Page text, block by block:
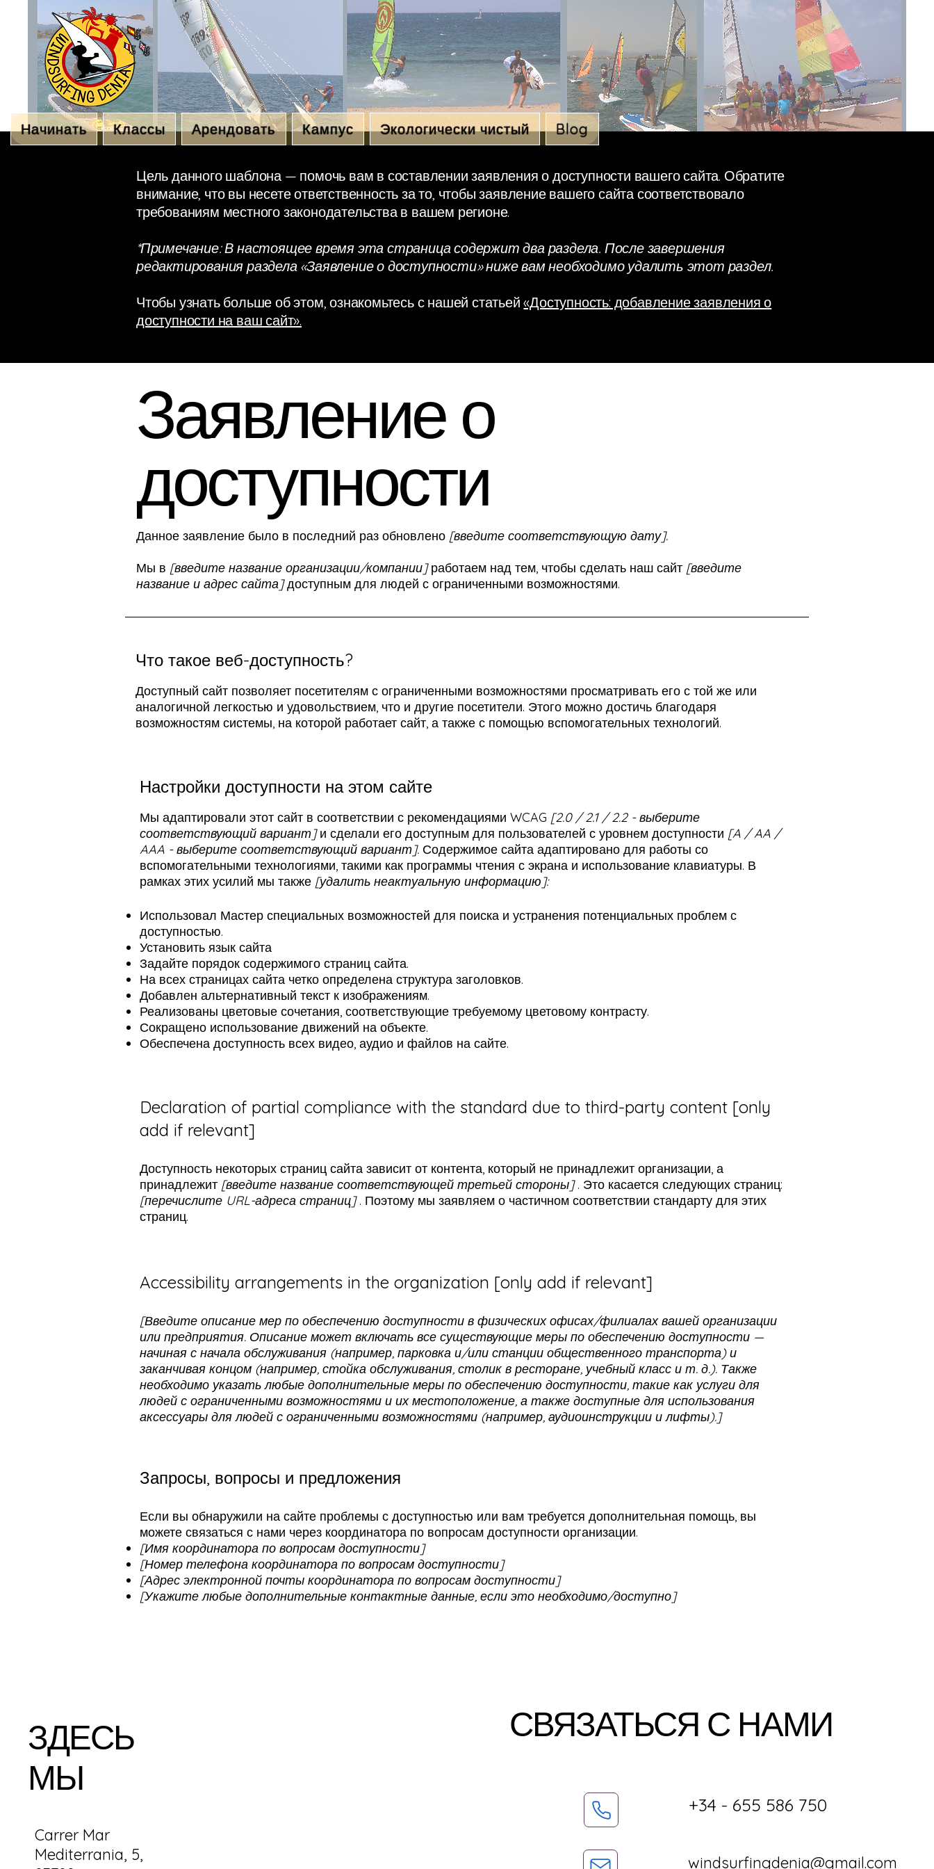
Начинать Классы Арендовать Кампус Экологически чистый Blog
Цель данного шаблона — помочь вам в составлении заявления о доступности вашего сайта. Обратите
внимание, что вы несете ответственность за то, чтобы заявление вашего сайта соответствовало
требованиям местного законодательства в вашем регионе.
*Примечание: В настоящее время эта страница содержит два раздела. После завершения
редактирования раздела «Заявление о доступности» ниже вам необходимо удалить этот раздел.
Чтобы узнать больше об этом, ознакомьтесь с нашей статьей«Доступность: добавление заявления о
доступности на ваш сайт».
Заявление о
доступности
Данное заявление было в последний раз обновлено [введите соответствующую дату].
Мы в [введите название организации/компании]работаем над тем, чтобы сделать наш сайт [введите
название и адрес сайта]доступным для людей с ограниченными возможностями.
Что такое веб-доступность?
Доступный сайт позволяет посетителям с ограниченными возможностями просматривать его с той же или
аналогичной легкостью и удовольствием, что и другие посетители. Этого можно достичь благодаря
возможностям системы, на которой работает сайт, а также с помощью вспомогательных технологий.
Настройки доступности на этом сайте
Мы адаптировали этот сайт в соответствии с рекомендациями WCAG [2.0 / 2.1 / 2.2 - выберите
соответствующий вариант]и сделали его доступным для пользователей с уровнем доступности [A / AA /
AAA - выберите соответствующий вариант]. Содержимое сайта адаптировано для работы со
вспомогательными технологиями, такими как программы чтения с экрана и использование клавиатуры. В
рамках этих усилий мы также [удалить неактуальную информацию]:
Использовал Мастер специальных возможностей для поиска и устранения потенциальных проблем с
доступностью.
Установить язык сайта
Задайте порядок содержимого страниц сайта.
На всех страницах сайта четко определена структура заголовков.
Добавлен альтернативный текст к изображениям.
Реализованы цветовые сочетания, соответствующие требуемому цветовому контрасту.
Сокращено использование движений на объекте.
Обеспечена доступность всех видео, аудио и файлов на сайте.
Declaration of partial compliance with the standard due to third-party content [only
add if relevant]
Доступность некоторых страниц сайта зависит от контента, который не принадлежит организации, а
принадлежит [введите название соответствующей третьей стороны]. Это касается следующих страниц:
[перечислите URL-адреса страниц]. Поэтому мы заявляем о частичном соответствии стандарту для этих
страниц.
Accessibility arrangements in the organization [only add if relevant]
[Введите описание мер по обеспечению доступности в физических офисах/филиалах вашей организации
или предприятия. Описание может включать все существующие меры по обеспечению доступности —
начиная с начала обслуживания (например, парковка и/или станции общественного транспорта) и
заканчивая концом (например, стойка обслуживания, столик в ресторане, учебный класс и т. д.). Также
необходимо указать любые дополнительные меры по обеспечению доступности, такие как услуги для
людей с ограниченными возможностями и их местоположение, а также доступные для использования
аксессуары для людей с ограниченными возможностями (например, аудиоинструкции и лифты).]
Запросы, вопросы и предложения
Если вы обнаружили на сайте проблемы с доступностью или вам требуется дополнительная помощь, вы
можете связаться с нами через координатора по вопросам доступности организации.
[Имя координатора по вопросам доступности]
[Номер телефона координатора по вопросам доступности]
[Адрес электронной почты координатора по вопросам доступности]
[Укажите любые дополнительные контактные данные, если это необходимо/доступно]
ЗДЕСЬ
МЫ
Carrer Mar
Mediterrania, 5,
СВЯЗАТЬСЯ С НАМИ
+34 - 655 586 750
windsurfingdenia@gmail.com